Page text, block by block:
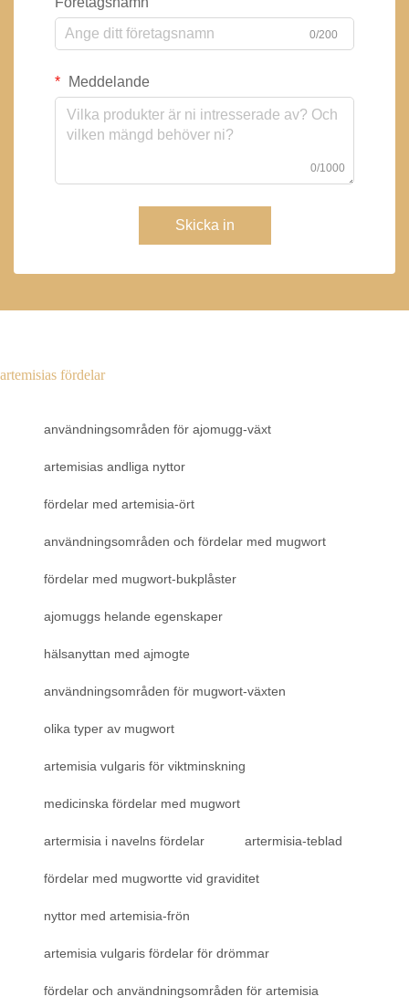
0/200
Meddelande
0/1000
Skicka in
artemisias fördelar
användningsområden för ajomugg-växt
artemisias andliga nyttor
fördelar med artemisia-ört
användningsområden och fördelar med mugwort
fördelar med mugwort-bukplåster
ajomuggs helande egenskaper
hälsanyttan med ajmogte
användningsområden för mugwort-växten
olika typer av mugwort
artemisia vulgaris för viktminskning
medicinska fördelar med mugwort
artermisia i navelns fördelar artermisia-teblad
fördelar med mugwortte vid graviditet
nyttor med artemisia-frön
artemisia vulgaris fördelar för drömmar
fördelar och användningsområden för artemisia